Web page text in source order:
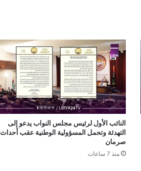
النائب الأول لرئيس مجلس النواب يدعو إلى
التهدئة وتحمل المسؤولية الوطنية عقب أحداث
صرمان
منذ 7 ساعات